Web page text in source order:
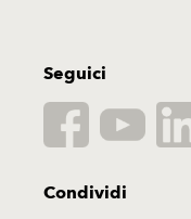
Seguici
Condividi